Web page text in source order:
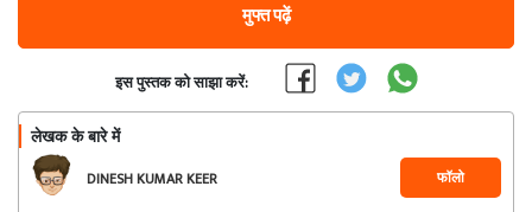
मुफ्त पढ़ें
इस पुस्तक को साझा करें:
लेखक के बारे में
DINESH KUMAR KEER फॉलो